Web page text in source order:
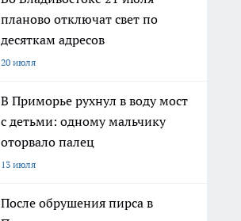
планово отключат свет по
десяткам адресов
20 июля
В Приморье рухнул в воду мост
с детьми: одному мальчику
оторвало палец
13 июля
После обрушения пирса в